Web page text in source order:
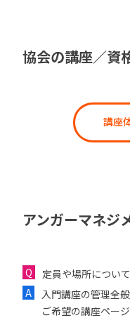
協会の講座／資
講座
アンガーマネジ
定員や場所につい
入門講座の管理全
ご希望の講座ペー